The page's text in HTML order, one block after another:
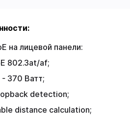
на лицевой панели:
802.3at/af;
370 Ватт;
detection;
distance calculation;